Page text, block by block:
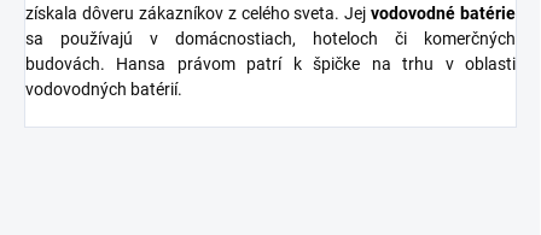
získala dôveru zákazníkov z celého sveta. Jejvodovodné batérie
sa používajú v domácnostiach, hoteloch či komerčných
budovách. Hansa právom patrí k špičke na trhu v oblasti
vodovodných batérií.